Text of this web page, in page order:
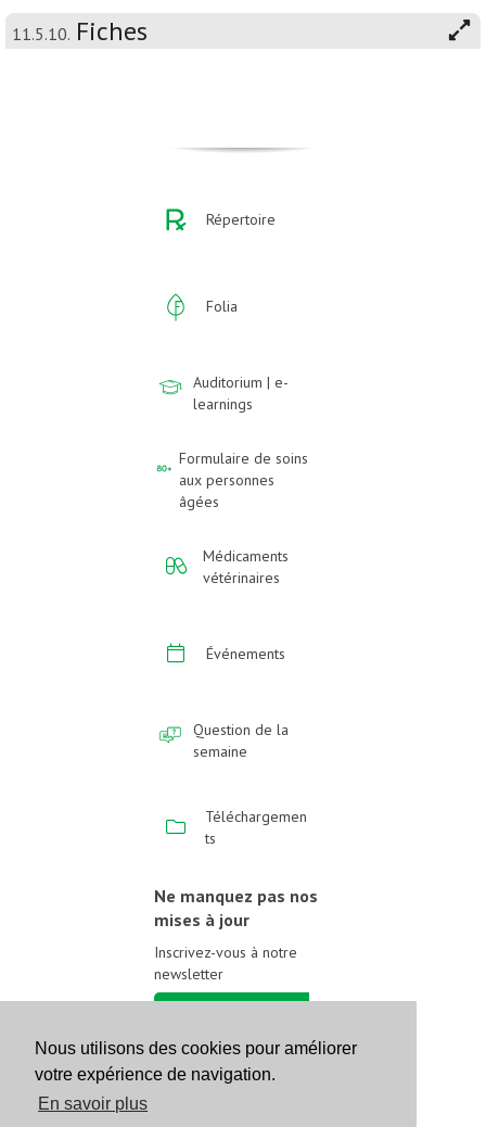
Nous utilisons des cookies pour améliorer
votre expérience de navigation.
En savoir plus
11.5.10. Fiches
Répertoire
Folia
Auditorium | e-
learnings
Formulaire de soins
aux personnes
âgées
Médicaments
vétérinaires
Événements
Question de la
semaine
Téléchargemen
ts
Ne manquez pas nos
mises à jour
Inscrivez-vous à notre
newsletter
Suivez-nous sur les